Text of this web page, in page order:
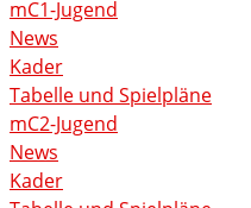
mC1-Jugend
News
Kader
Tabelle und Spielpläne
mC2-Jugend
News
Kader